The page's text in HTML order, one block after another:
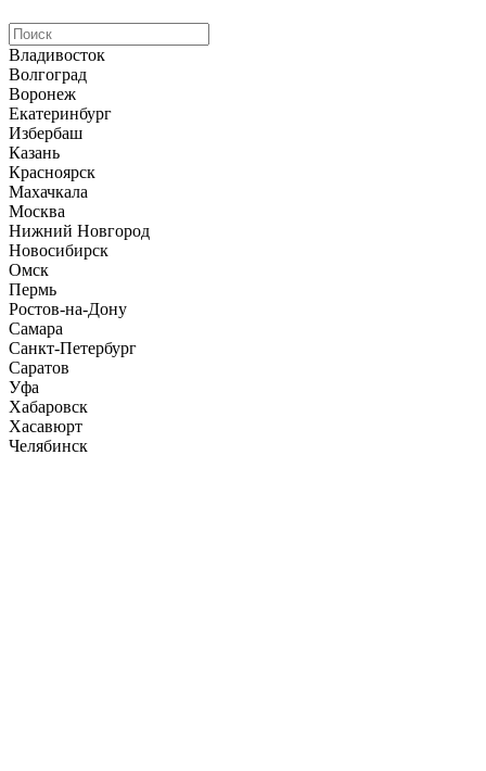
Владивосток
Волгоград
Воронеж
Екатеринбург
Избербаш
Казань
Красноярск
Махачкала
Москва
Нижний Новгород
Новосибирск
Омск
Пермь
Ростов-на-Дону
Самара
Санкт-Петербург
Саратов
Уфа
Хабаровск
Хасавюрт
Челябинск